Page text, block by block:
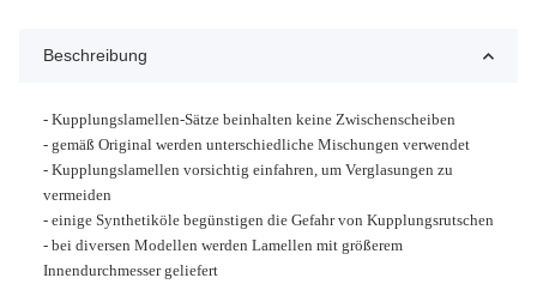
Beschreibung
- Kupplungslamellen-Sätze beinhalten keine Zwischenscheiben
- gemäß Original werden unterschiedliche Mischungen verwendet
- Kupplungslamellen vorsichtig einfahren, um Verglasungen zu
vermeiden
- einige Synthetiköle begünstigen die Gefahr von Kupplungsrutschen
- bei diversen Modellen werden Lamellen mit größerem
Innendurchmesser geliefert